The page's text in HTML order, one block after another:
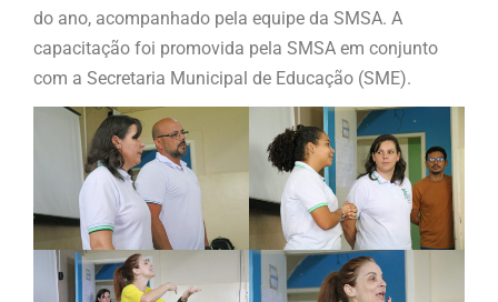
do ano, acompanhado pela equipe da SMSA. A
capacitação foi promovida pela SMSA em conjunto
com a Secretaria Municipal de Educação (SME).